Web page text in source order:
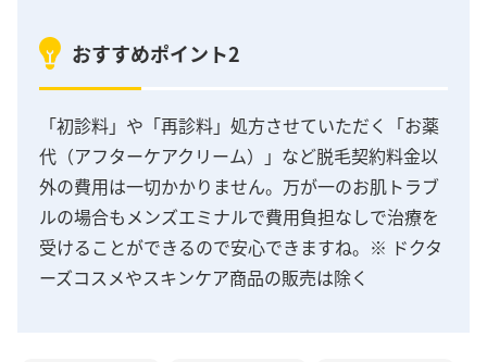
おすすめポイント2
「初診料」や「再診料」処方させていただく「お薬
代（アフターケアクリーム）」など脱毛契約料金以
外の費用は一切かかりません。万が一のお肌トラブ
ルの場合もメンズエミナルで費用負担なしで治療を
受けることができるので安心できますね。※ ドクタ
ーズコスメやスキンケア商品の販売は除く